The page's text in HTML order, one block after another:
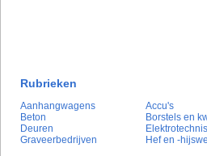
Rubrieken
Aanhangwagens Accu's
Beton
Borstels en
Deuren
Graveerbedrijven
Hef en -